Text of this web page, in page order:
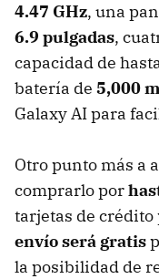
4.47 GHz, una
6.9 pulgadas,
capacidad de
batería de 5,000
Galaxy AI para
Otro punto más a
comprarlo por
tarjetas de crédito
envío será gratis
la posibilidad de